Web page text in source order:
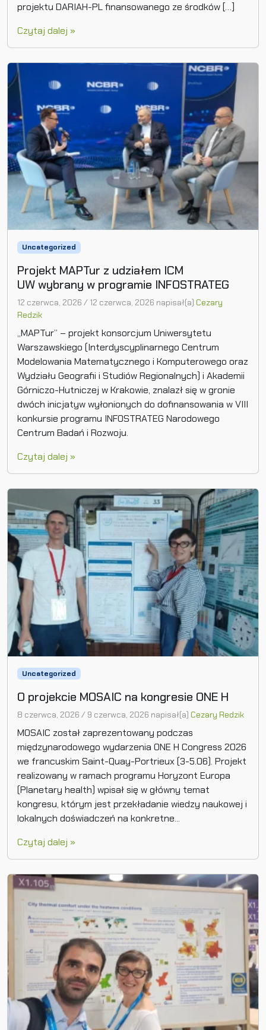
projektu DARIAH-PL finansowanego ze środków […]
Czytaj dalej »
Uncategorized
Projekt MAPTur z udziałem ICM
UW wybrany w programie INFOSTRATEG
12 czerwca, 2026 / 12 czerwca, 2026 napisał(a) Cezary
Redzik
„MAPTur” – projekt konsorcjum Uniwersytetu
Warszawskiego (Interdyscyplinarnego Centrum
Modelowania Matematycznego i Komputerowego oraz
Wydziału Geografii i Studiów Regionalnych) i Akademii
Górniczo-Hutniczej w Krakowie, znalazł się w gronie
dwóch inicjatyw wyłonionych do dofinansowania w VIII
konkursie programu INFOSTRATEG Narodowego
Centrum Badań i Rozwoju.
Czytaj dalej »
Uncategorized
O projekcie MOSAIC na kongresie ONE H
8 czerwca, 2026 / 9 czerwca, 2026 napisał(a) Cezary Redzik
MOSAIC został zaprezentowany podczas
międzynarodowego wydarzenia ONE H Congress 2026
we francuskim Saint-Quay-Portrieux (3-5.06). Projekt
realizowany w ramach programu Horyzont Europa
(Planetary health) wpisał się w główny temat
kongresu, którym jest przekładanie wiedzy naukowej i
lokalnych doświadczeń na konkretne...
Czytaj dalej »